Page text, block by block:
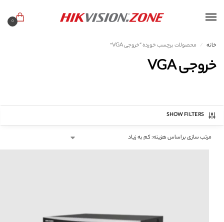
0
خانه / محصولات برچسب خورده “خروجی VGA”
خروجی VGA
SHOW FILTERS